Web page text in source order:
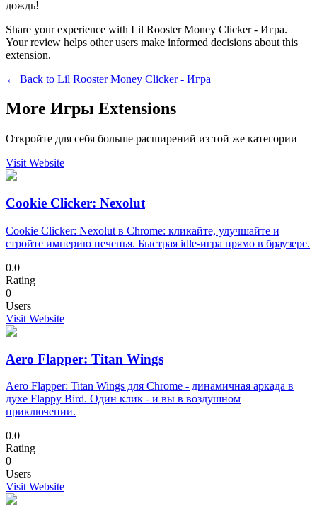
дождь!
Share your experience with Lil Rooster Money Clicker - Игра.
Your review helps other users make informed decisions about this
extension.
← Back to Lil Rooster Money Clicker - Игра
More Игры Extensions
Откройте для себя больше расширений из той же категории
Visit Website
Cookie Clicker: Nexolut
Cookie Clicker: Nexolut в Chrome: кликайте, улучшайте и
стройте империю печенья. Быстрая idle-игра прямо в браузере.
0.0
Rating
0
Users
Visit Website
Aero Flapper: Titan Wings
Aero Flapper: Titan Wings для Chrome - динамичная аркада в
духе Flappy Bird. Один клик - и вы в воздушном
приключении.
0.0
Rating
0
Users
Visit Website